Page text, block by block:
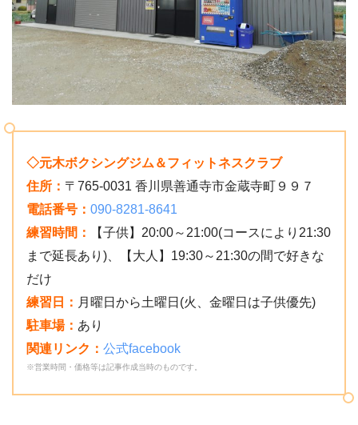
◇元木ボクシングジム＆フィットネスクラブ
住所： 〒765-0031 香川県善通寺市金蔵寺町９９７
電話番号： 090-8281-8641
練習時間：
【子供】20:00～21:00(コースにより21:30
まで延長あり)、【大人】19:30～21:30の間で好きな
だけ
練習日： 月曜日から土曜日(火、金曜日は子供優先)
駐車場： あり
関連リンク： 公式facebook
※営業時間・価格等は記事作成当時のものです。